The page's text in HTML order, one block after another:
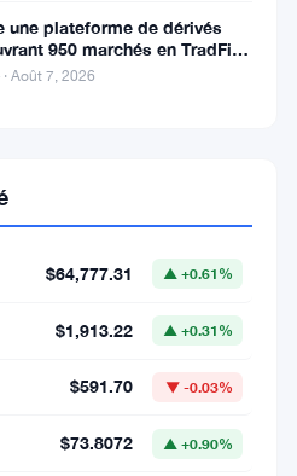
une plateforme de dérivés
950 marchés en TradFi et
Août 7, 2026
$64,777.31 ▲ +0.61%
$1,913.22 ▲ +0.31%
$591.70 ▼ -0.03%
$73.8072 ▲ +0.90%